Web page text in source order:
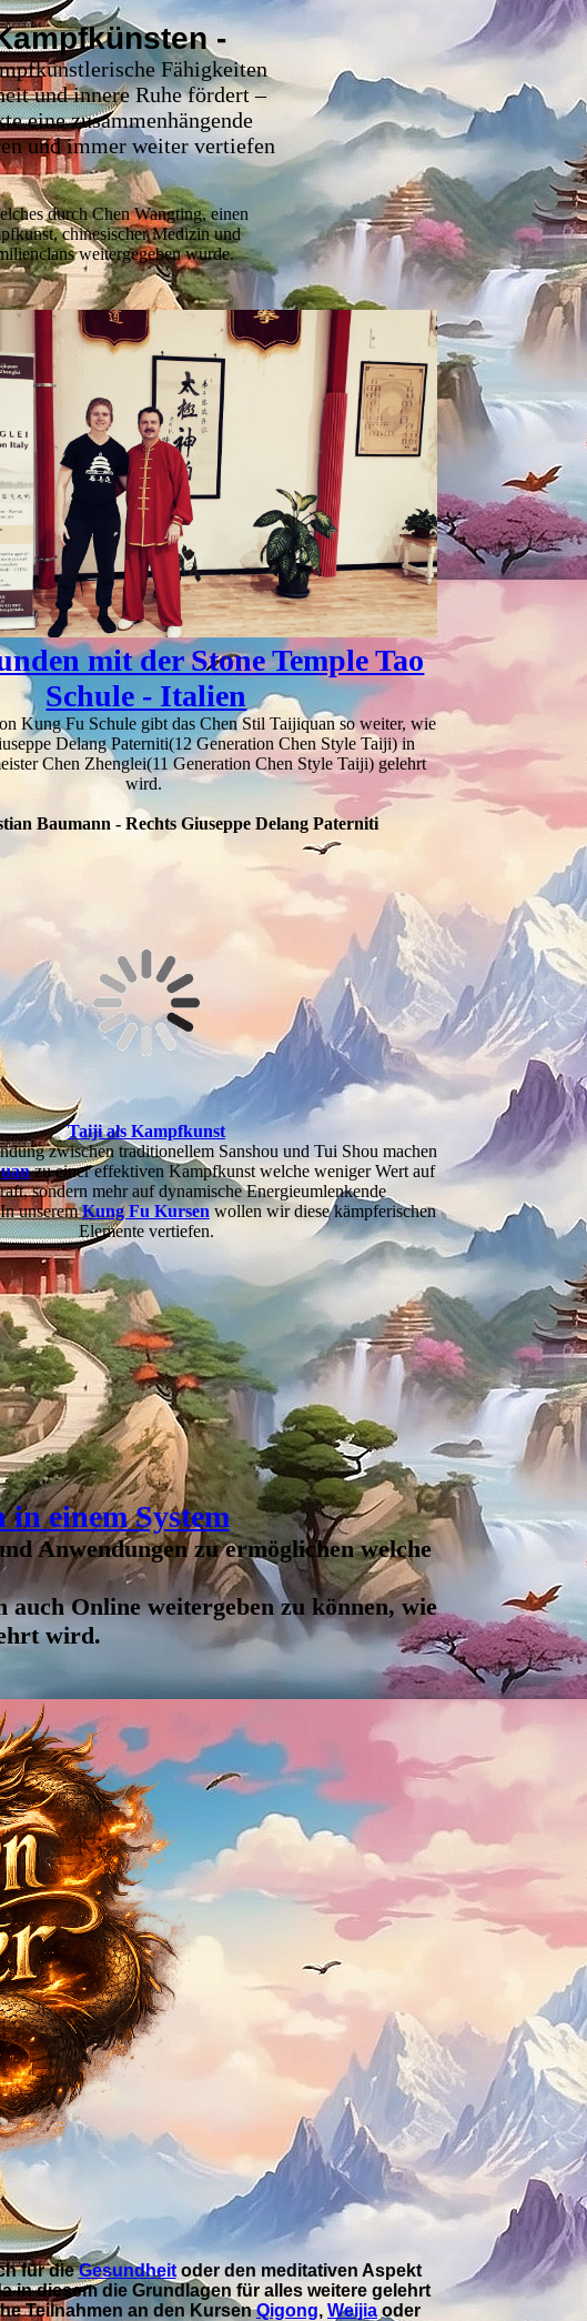
-
Fähigkeiten
und innere Ruhe fördert –
eine zusammenhängende
und immer weiter vertiefen
durch Chen Wangting, einen
chinesischer Medizin und
weitergegeben wurde.
mit der Stone Temple Tao
Schule - Italien
Kung Fu Schule gibt das Chen Stil Taijiquan so weiter, wie
Delang Paterniti(12 Generation Chen Style Taiji) in
Chen Zhenglei(11 Generation Chen Style Taiji) gelehrt
wird.
Baumann - Rechts Giuseppe Delang Paterniti
Taiji als Kampfkunst
zwischen traditionellem Sanshou und Tui Shou machen
zu einer effektiven Kampfkunst welche weniger Wert auf
sondern mehr auf dynamische Energieumlenkende
unseremKung Fu Kursenwollen wir diese kämpferischen
Elemente vertiefen.
einem System
Anwendungen zu ermöglichen welche